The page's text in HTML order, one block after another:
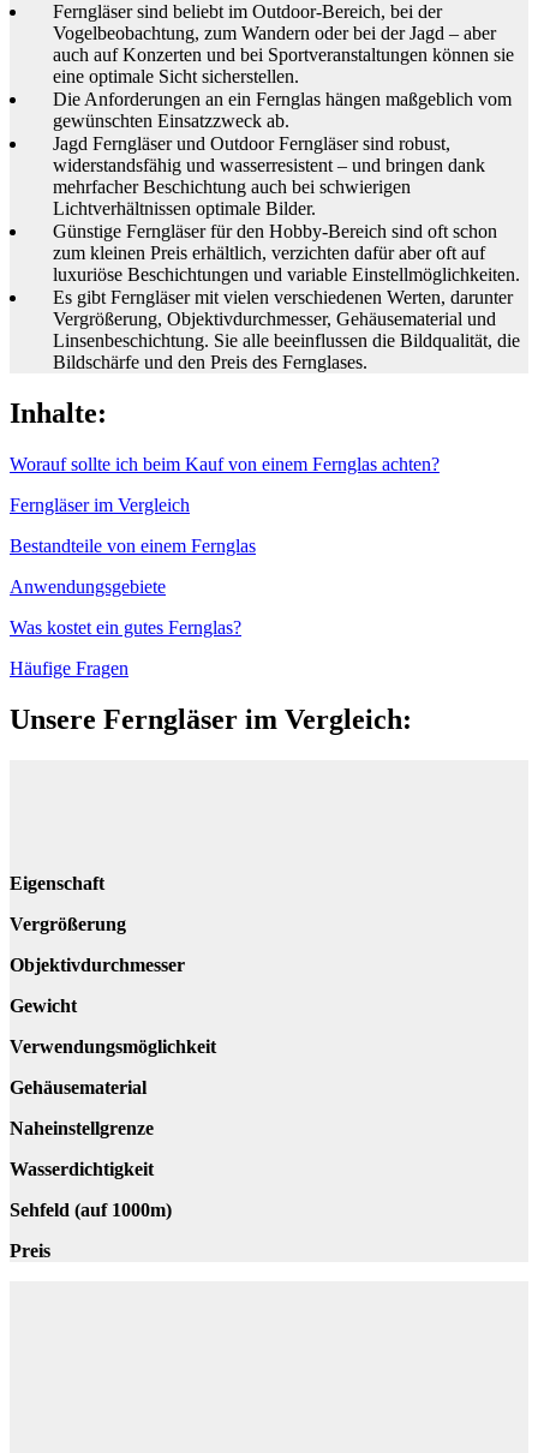
Ferngläser sind beliebt im Outdoor-Bereich, bei der
Vogelbeobachtung, zum Wandern oder bei der Jagd – aber
auch auf Konzerten und bei Sportveranstaltungen können sie
eine optimale Sicht sicherstellen.
Die Anforderungen an ein Fernglas hängen maßgeblich vom
gewünschten Einsatzzweck ab.
Jagd Ferngläser und Outdoor Ferngläser sind robust,
widerstandsfähig und wasserresistent – und bringen dank
mehrfacher Beschichtung auch bei schwierigen
Lichtverhältnissen optimale Bilder.
Günstige Ferngläser für den Hobby-Bereich sind oft schon
zum kleinen Preis erhältlich, verzichten dafür aber oft auf
luxuriöse Beschichtungen und variable Einstellmöglichkeiten.
Es gibt Ferngläser mit vielen verschiedenen Werten, darunter
Vergrößerung, Objektivdurchmesser, Gehäusematerial und
Linsenbeschichtung. Sie alle beeinflussen die Bildqualität, die
Bildschärfe und den Preis des Fernglases.
Inhalte:
Worauf sollte ich beim Kauf von einem Fernglas achten?
Ferngläser im Vergleich
Bestandteile von einem Fernglas
Anwendungsgebiete
Was kostet ein gutes Fernglas?
Häufige Fragen
Unsere Ferngläser im Vergleich:
Eigenschaft
Vergrößerung
Objektivdurchmesser
Gewicht
Verwendungsmöglichkeit
Gehäusematerial
Naheinstellgrenze
Wasserdichtigkeit
Sehfeld (auf 1000m)
Preis